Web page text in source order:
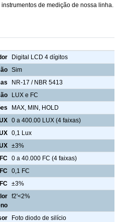
de medição de nossa linha.
Digital LCD 4 dígitos
Sim
NR-17 / NBR 5413
LUX e FC
MAX, MIN, HOLD
0 a 400.00 LUX (4 faixas)
0,1 Lux
±3%
0 a 40.000 FC (4 faixas)
0,1 FC
±3%
f2'<2%
Foto diodo de silício